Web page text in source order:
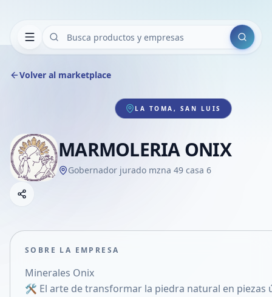
Buscar
Volver al marketplace
LA TOMA, SAN LUIS
MARMOLERIA ONIX
Gobernador jurado mzna 49 casa 6
Compartir empresa
Compartir en X
SOBRE LA EMPRESA
Minerales Onix
🛠️ El arte de transformar la piedra natural en piezas